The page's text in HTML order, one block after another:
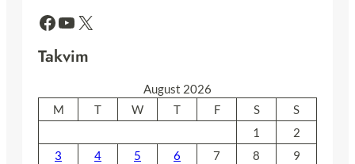
Facebook YouTube X
Takvim
August 2026
M
T W T F S
S
1
2
3
4 5 6 7 8
9